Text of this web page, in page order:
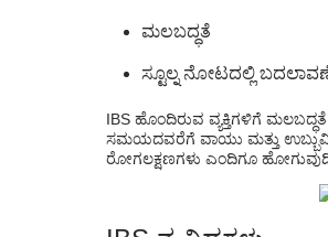
ಮಲಬದ್ಧತೆ
ಸ್ಟೂಲ್ನ ನೋಟದಲ್ಲಿ
IBS ಹೊಂದಿರುವ ವ್ಯಕ್ತಿಗಳಿಗೆ
ಸಮಯದವರೆಗೆ ವಾಯು ಮತ್ತು
ರೋಗಲಕ್ಷಣಗಳು ಎಂದಿಗೂ